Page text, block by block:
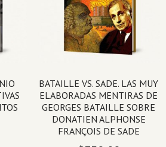
BATAILLE VS. SADE. LAS MUY
ELABORADAS MENTIRAS DE
GEORGES BATAILLE SOBRE
DONATIEN ALPHONSE
FRANÇOIS DE SADE